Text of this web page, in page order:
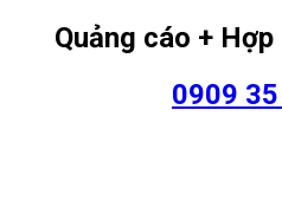
Quảng cáo +
0909